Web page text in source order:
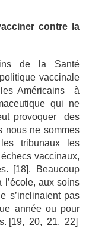
contre la
de la Santé
vaccinale
Américains à
qui ne
provoquer des
nous ne sommes
tribunaux les
vaccinaux,
[18]. Beaucoup
l’école, aux soins
s’inclinaient pas
année ou pour
[19, 20, 21, 22]